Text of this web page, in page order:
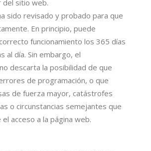
del sitio web.
sido revisado y probado para que
En principio, puede
funcionamiento los 365 días
al día. Sin embargo, el
no descarta la posibilidad de que
de programación, o que
de fuerza mayor, catástrofes
o circunstancias semejantes que
acceso a la página web.